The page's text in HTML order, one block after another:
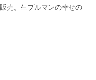
売。生プルマンの幸せの